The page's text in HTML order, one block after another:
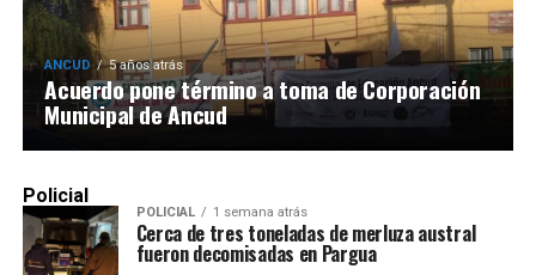
ANCUD 5 años atrás
Acuerdo pone término a toma de Corporación
Municipal de Ancud
Policial
POLICIAL 1 semana atrás
Cerca de tres toneladas de merluza austral
fueron decomisadas en Pargua